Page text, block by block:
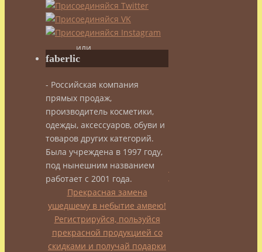
пищу!
Специи,
приправы
или
пряности
какая
разница?
Специи,
приправы
или
пряности
faberlic
- Российская компания
прямых продаж,
производитель косметики,
одежды, аксессуаров, обуви и
товаров других категорий.
Была учреждена в 1997 году,
под нынешним названием
работает с 2001 года.
Прекрасная замена
ушедшему в небытие амвею!
Регистрируйся, пользуйся
прекрасной продукцией со
скидками и получай подарки